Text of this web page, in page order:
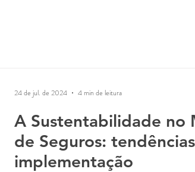
A Sustentabilidade no
de Seguros:
implementação
24 de jul. de 2024 4 min de leitura